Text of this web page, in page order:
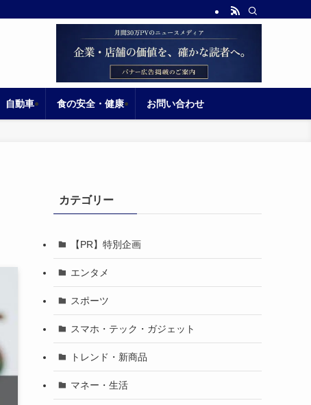
自動車 食の安全・健康 お問い合わせ
カテゴリー
【PR】特別企画
エンタメ
スポーツ
スマホ・テック・ガジェット
トレンド・新商品
マネー・生活